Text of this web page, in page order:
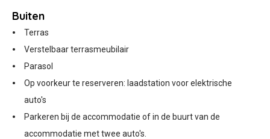
Buiten
Terras
Verstelbaar terrasmeubilair
Parasol
Op voorkeur te reserveren: laadstation voor elektrische
auto's
Parkeren bij de accommodatie of in de buurt van de
accommodatie met twee auto's.